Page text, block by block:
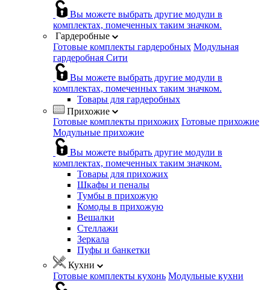
Вы можете выбрать другие модули в
комплектах, помеченных таким значком.
Гардеробные
Готовые комплекты гардеробных Модульная
гардеробная Сити
Вы можете выбрать другие модули в
комплектах, помеченных таким значком.
Товары для гардеробных
Прихожие
Готовые комплекты прихожих Готовые прихожие
Модульные прихожие
Вы можете выбрать другие модули в
комплектах, помеченных таким значком.
Товары для прихожих
Шкафы и пеналы
Тумбы в прихожую
Комоды в прихожую
Вешалки
Стеллажи
Зеркала
Пуфы и банкетки
Кухни
Готовые комплекты кухонь Модульные кухни